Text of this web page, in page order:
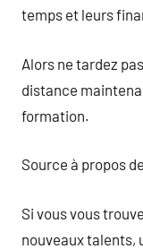
temps et leurs
Alors ne tardez
distance
formation.
Source à propos de
Si vous vous
nouveaux talents,